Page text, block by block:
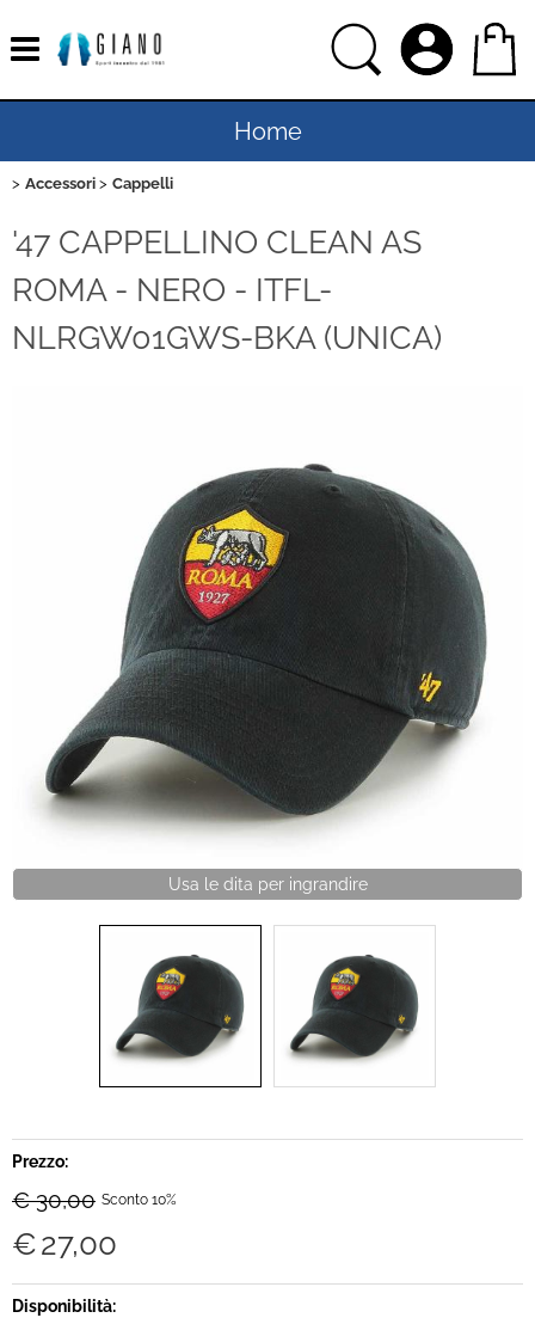
Home
Donna
Bambino
Ciclismo
Brand
Contatti
Accessori Cappelli
'47 CAPPELLINO CLEAN AS
ROMA - NERO - ITFL-
NLRGW01GWS-BKA (UNICA)
Usa le dita per ingrandire
Prezzo:
€ 30,00 Sconto 10%
€27,00
Disponibilità: